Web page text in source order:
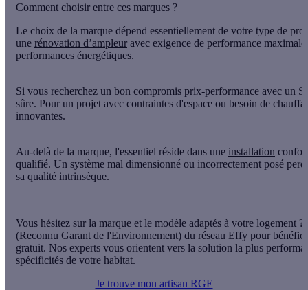
Comment choisir entre ces marques ?
Le choix de la marque dépend essentiellement de votre type de
une rénovation d’ampleur avec exigence de performance
performances énergétiques.
Si vous recherchez un bon compromis prix-performance avec un
sûre. Pour un projet avec contraintes d'espace ou besoin de
innovantes.
Au-delà de la marque, l'essentiel réside dans une installation
qualifié. Un système mal dimensionné ou incorrectement posé
sa qualité intrinsèque.
Vous hésitez sur la marque et le modèle adaptés à votre logement ?
(Reconnu Garant de l'Environnement) du réseau Effy pour
gratuit. Nos experts vous orientent vers la solution la plus
spécificités de votre habitat.
Je trouve mon artisan RGE